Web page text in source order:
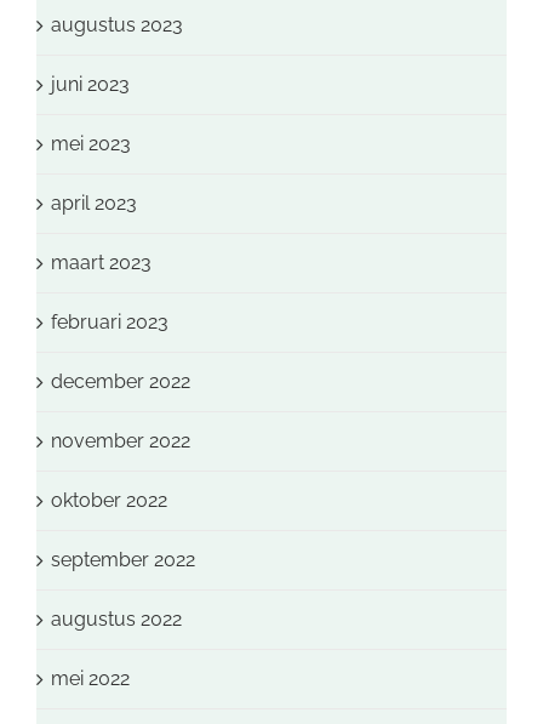
augustus 2023
juni 2023
mei 2023
april 2023
maart 2023
februari 2023
december 2022
november 2022
oktober 2022
september 2022
augustus 2022
mei 2022